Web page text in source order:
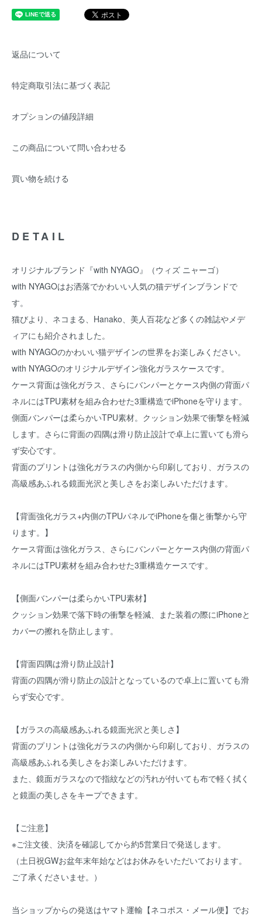
返品について
特定商取引法に基づく表記
オプションの値段詳細
この商品について問い合わせる
買い物を続ける
DETAIL
オリジナルブランド『with NYAGO』（ウィズ ニャーゴ）
with NYAGOはお洒落でかわいい人気の猫デザインブランドで
す。
猫びより、ネコまる、Hanako、美人百花など多くの雑誌やメデ
ィアにも紹介されました。
with NYAGOのかわいい猫デザインの世界をお楽しみください。
with NYAGOのオリジナルデザイン強化ガラスケースです。
ケース背面は強化ガラス、さらにバンパーとケース内側の背面パ
ネルにはTPU素材を組み合わせた3重構造でiPhoneを守ります。
側面バンパーは柔らかいTPU素材。クッション効果で衝撃を軽減
します。さらに背面の四隅は滑り防止設計で卓上に置いても滑ら
ず安心です。
背面のプリントは強化ガラスの内側から印刷しており、ガラスの
高級感あふれる鏡面光沢と美しさをお楽しみいただけます。
【背面強化ガラス+内側のTPUパネルでiPhoneを傷と衝撃から守
ります。】
ケース背面は強化ガラス、さらにバンパーとケース内側の背面パ
ネルにはTPU素材を組み合わせた3重構造ケースです。
【側面バンパーは柔らかいTPU素材】
クッション効果で落下時の衝撃を軽減、また装着の際にiPhoneと
カバーの擦れを防止します。
【背面四隅は滑り防止設計】
背面の四隅が滑り防止の設計となっているので卓上に置いても滑
らず安心です。
【ガラスの高級感あふれる鏡面光沢と美しさ】
背面のプリントは強化ガラスの内側から印刷しており、ガラスの
高級感あふれる美しさをお楽しみいただけます。
また、鏡面ガラスなので指紋などの汚れが付いても布で軽く拭く
と鏡面の美しさをキープできます。
【ご注意】
※ご注文後、決済を確認してから約5営業日で発送します。
（土日祝GWお盆年末年始などはお休みをいただいております。
ご了承くださいませ。）
当ショップからの発送はヤマト運輸【ネコポス・メール便】でお